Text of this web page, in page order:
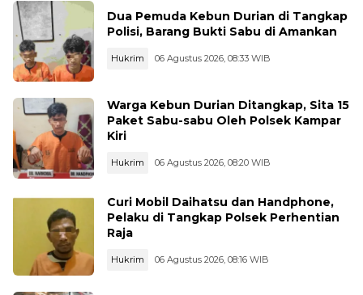
Dua Pemuda Kebun Durian di Tangkap
Polisi, Barang Bukti Sabu di Amankan
Hukrim 06 Agustus 2026, 08:33 WIB
Warga Kebun Durian Ditangkap, Sita 15
Paket Sabu-sabu Oleh Polsek Kampar
Kiri
Hukrim 06 Agustus 2026, 08:20 WIB
Curi Mobil Daihatsu dan Handphone,
Pelaku di Tangkap Polsek Perhentian
Raja
Hukrim 06 Agustus 2026, 08:16 WIB